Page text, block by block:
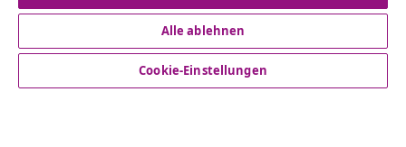
Kundenservice
Alle ablehnen
Cookie-Einstellungen